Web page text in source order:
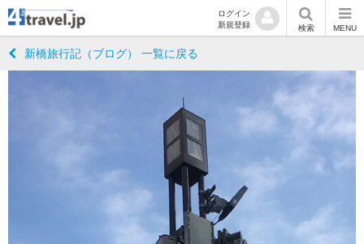
ログイン
新規登録
検索 MENU
新橋旅行記（ブログ） 一覧に戻る